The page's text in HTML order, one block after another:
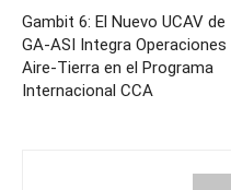
Gambit 6: El Nuevo UCAV de
GA-ASI Integra Operaciones
Aire-Tierra en el Programa
Internacional CCA